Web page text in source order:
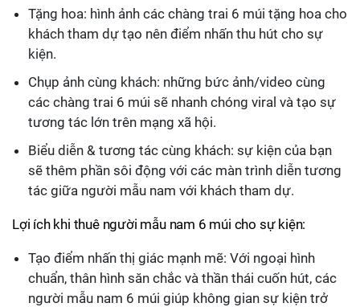
Tặng hoa: hình ảnh các chàng trai 6 múi tặng hoa cho
khách tham dự tạo nên điểm nhấn thu hút cho sự
kiện.
Chụp ảnh cùng khách: những bức ảnh/video cùng
các chàng trai 6 múi sẽ nhanh chóng viral và tạo sự
tương tác lớn trên mạng xã hội.
Biểu diễn & tương tác cùng khách: sự kiện của bạn
sẽ thêm phần sôi động với các màn trình diễn tương
tác giữa người mẫu nam với khách tham dự.
Lợi ích khi thuê người mẫu nam 6 múi cho sự kiện:
Tạo điểm nhấn thị giác mạnh mẽ: Với ngoại hình
chuẩn, thân hình săn chắc và thần thái cuốn hút, các
người mẫu nam 6 múi giúp không gian sự kiện trở